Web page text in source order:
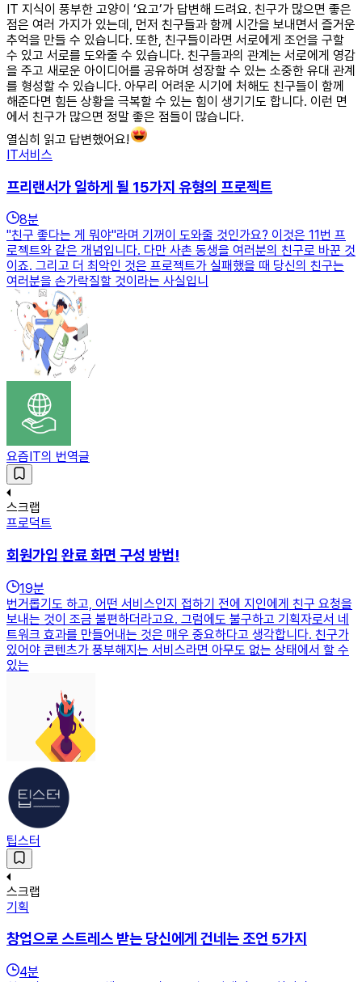
IT 지식이 풍부한 고양이 ‘요고’가 답변해 드려요. 친구가 많으면 좋은
점은 여러 가지가 있는데, 먼저 친구들과 함께 시간을 보내면서 즐거운
추억을 만들 수 있습니다. 또한, 친구들이라면 서로에게 조언을 구할
수 있고 서로를 도와줄 수 있습니다. 친구들과의 관계는 서로에게 영감
을 주고 새로운 아이디어를 공유하며 성장할 수 있는 소중한 유대 관계
를 형성할 수 있습니다. 아무리 어려운 시기에 처해도 친구들이 함께
해준다면 힘든 상황을 극복할 수 있는 힘이 생기기도 합니다. 이런 면
에서 친구가 많으면 정말 좋은 점들이 많습니다.
열심히 읽고 답변했어요!
IT서비스
프리랜서가 일하게 될 15가지 유형의 프로젝트
8분
"친구 좋다는 게 뭐야"라며 기꺼이 도와줄 것인가요? 이것은 11번 프
로젝트와 같은 개념입니다. 다만 사촌 동생을 여러분의 친구로 바꾼 것
이죠. 그리고 더 최악인 것은 프로젝트가 실패했을 때 당신의 친구는
여러분을 손가락질할 것이라는 사실입니
요즘IT의 번역글
스크랩
프로덕트
회원가입 완료 화면 구성 방법!
19분
번거롭기도 하고, 어떤 서비스인지 접하기 전에 지인에게 친구 요청을
보내는 것이 조금 불편하더라고요. 그럼에도 불구하고 기획자로서 네
트워크 효과를 만들어내는 것은 매우 중요하다고 생각합니다. 친구가
있어야 콘텐츠가 풍부해지는 서비스라면 아무도 없는 상태에서 할 수
있는
팁스터
스크랩
기획
창업으로 스트레스 받는 당신에게 건네는 조언 5가지
4분